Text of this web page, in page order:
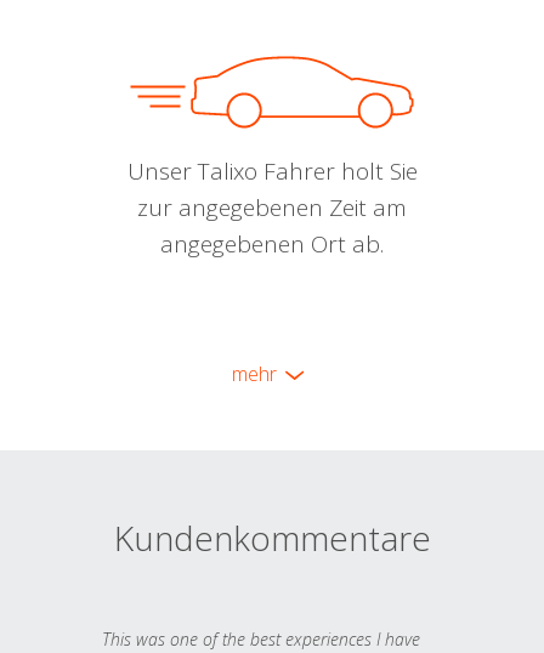
Unser Talixo Fahrer holt Sie
zur angegebenen Zeit am
angegebenen Ort ab.
mehr
Kundenkommentare
This was one of the best experiences I have